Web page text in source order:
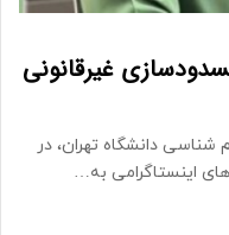
غیرقانونی
دانشگاه تهران، در
اینستاگرامی به…